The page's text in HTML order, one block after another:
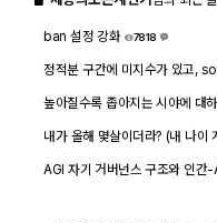
ban 설정 강화
7818
정적분 구간에 미지수가 있고,
높아질수록 좁아지는 시야에
내가 올해 몇살이더라? (내 나이
AGI 자기 거버넌스 구조와 인